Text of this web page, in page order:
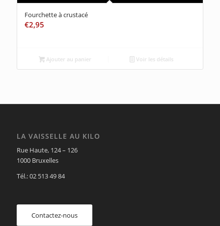
Fourchette à crustacé
€2,95
Ajouter au panier Voir les détails
LA VAISSELLE AU KILO
Rue Haute, 124 – 126
1000 Bruxelles
Tél.: 02 513 49 84
Contactez-nous